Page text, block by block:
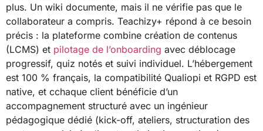
plus. Un wiki documente, mais il ne vérifie pas que le
collaborateur a compris. Teachizy+ répond à ce besoin
précis : la plateforme combine création de contenus
(LCMS) et pilotage de l’onboarding avec déblocage
progressif, quiz notés et suivi individuel. L’hébergement
est 100 % français, la compatibilité Qualiopi et RGPD est
native, et cchaque client bénéficie d’un
accompagnement structuré avec un ingénieur
pédagogique dédié (kick-off, ateliers, structuration des